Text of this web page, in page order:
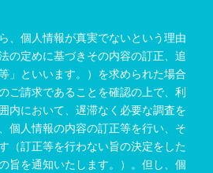
、個人情報が真実でないという理由
の定めに基づきその内容の訂正、追
」といいます。）を求められた場合
ご請求であることを確認の上で、利
内において、遅滞なく必要な調査を
個人情報の内容の訂正等を行い、そ
（訂正等を行わない旨の決定をした
旨を通知いたします。）。但し、個